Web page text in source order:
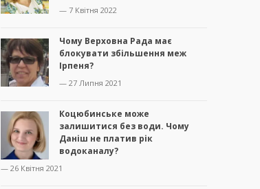
— 7 Квітня 2022
Чому Верховна Рада має
блокувати збільшення меж
Ірпеня?
— 27 Липня 2021
Коцюбинське може
залишитися без води. Чому
Даніш не платив рік
водоканалу?
— 26 Квітня 2021